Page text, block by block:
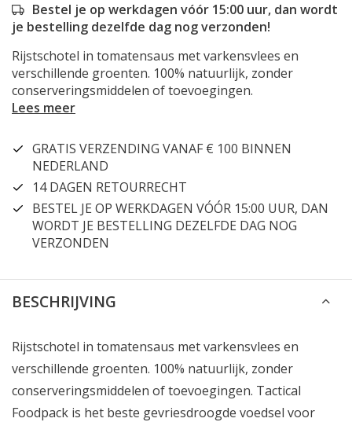
Bestel je op werkdagen vóór 15:00 uur, dan wordt
je bestelling dezelfde dag nog verzonden!
Rijstschotel in tomatensaus met varkensvlees en
verschillende groenten. 100% natuurlijk, zonder
conserveringsmiddelen of toevoegingen.
Lees meer
GRATIS VERZENDING VANAF € 100 BINNEN
NEDERLAND
14 DAGEN RETOURRECHT
BESTEL JE OP WERKDAGEN VÓÓR 15:00 UUR, DAN
WORDT JE BESTELLING DEZELFDE DAG NOG
VERZONDEN
BESCHRIJVING
Rijstschotel in tomatensaus met varkensvlees en
verschillende groenten. 100% natuurlijk, zonder
conserveringsmiddelen of toevoegingen. Tactical
Foodpack is het beste gevriesdroogde voedsel voor